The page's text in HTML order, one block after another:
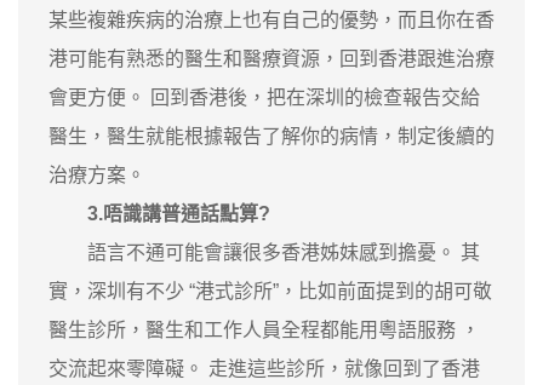
某些複雜疾病的治療上也有自己的優勢，而且你在香
港可能有熟悉的醫生和醫療資源，回到香港跟進治療
會更方便。 回到香港後，把在深圳的檢查報告交給
醫生，醫生就能根據報告了解你的病情，制定後續的
治療方案。
3.唔識講普通話點算?
語言不通可能會讓很多香港姊妹感到擔憂。 其
實，深圳有不少 “港式診所”，比如前面提到的胡可敬
醫生診所，醫生和工作人員全程都能用粵語服務 ，
交流起來零障礙。 走進這些診所，就像回到了香港